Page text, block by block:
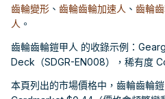
齒輪變形 、 齒輪齒輪加速人 、 齒輪
人 。
齒輪齒輪鎧甲人 的收錄示例：
Deck（SDGR-EN008），稀有度
本頁列出的市場價格中，齒輪齒輪